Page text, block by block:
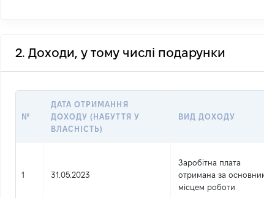
2. Доходи, у тому числі подарунки
№
ДАТА ОТРИМАННЯ
ДОХОДУ (НАБУТТЯ У
ВЛАСНІСТЬ)
ВИД ДОХОДУ
1 31.05.2023
Заробітна плата
отримана за
місцем роботи